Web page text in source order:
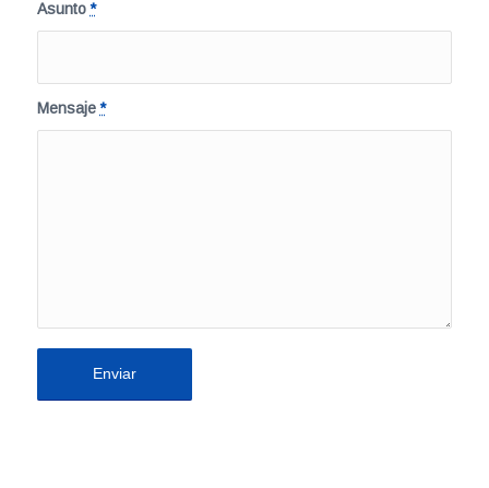
Asunto*
Mensaje*